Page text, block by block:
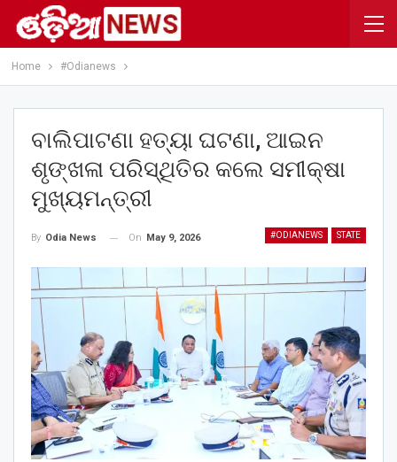
Home #Odianews
ବାଲିପାଟଣା ହତ୍ୟା ଘଟଣା, ଆଇନ
ଶୃଙ୍ଖଳା ପରିସ୍ଥିତିର କଲେ ସମୀକ୍ଷା
ମୁଖ୍ୟମନ୍ତ୍ରୀ
#ODIANEWS STATE
By Odia News On May 9, 2026